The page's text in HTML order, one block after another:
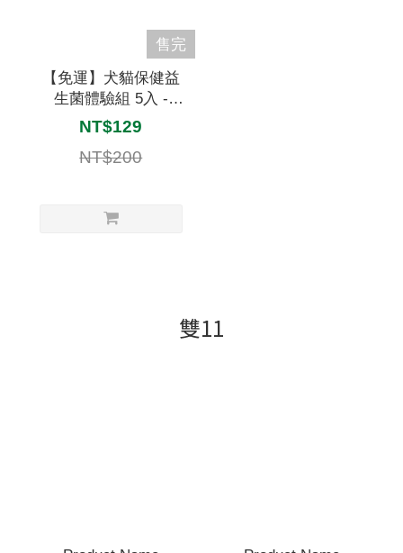
售完
【免運】犬貓保健益
生菌體驗組 5入 -
Oh!Pet®
NT$129
NT$200
雙11